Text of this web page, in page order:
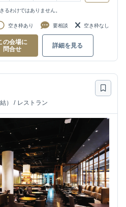
るわけではありません。
空き枠あり 要相談 空き枠なし
の会場に
問合せ
詳細を見る
） / レストラン